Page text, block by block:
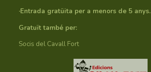
·Entrada gratüita per a menors de 5 anys.
Gratuït també per:
Socis del Cavall Fort